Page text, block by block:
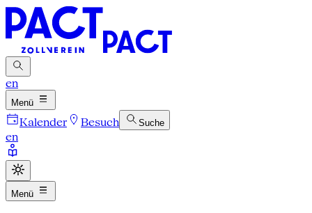
en
Menü
Kalender Besuch Suche
en
Menü